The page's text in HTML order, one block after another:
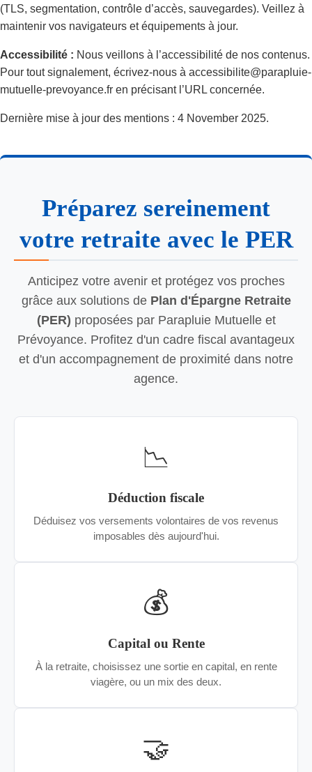
(TLS, segmentation, contrôle d’accès, sauvegardes). Veillez à
maintenir vos navigateurs et équipements à jour.
Accessibilité : Nous veillons à l’accessibilité de nos contenus.
Pour tout signalement, écrivez-nous à accessibilite@parapluie-
mutuelle-prevoyance.fr en précisant l’URL concernée.
Dernière mise à jour des mentions : 4 November 2025.
Préparez sereinement
votre retraite avec le PER
Anticipez votre avenir et protégez vos proches
grâce aux solutions de Plan d'Épargne Retraite
(PER) proposées par Parapluie Mutuelle et
Prévoyance. Profitez d'un cadre fiscal avantageux
et d'un accompagnement de proximité dans notre
agence.
📉
Déduction fiscale
Déduisez vos versements volontaires de vos revenus
imposables dès aujourd'hui.
💰
Capital ou Rente
À la retraite, choisissez une sortie en capital, en rente
viagère, ou un mix des deux.
🤝